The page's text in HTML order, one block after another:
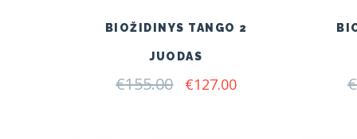
BIOŽIDINYS TANGO 2
JUODAS
€155.00 Original
€127.00Current €